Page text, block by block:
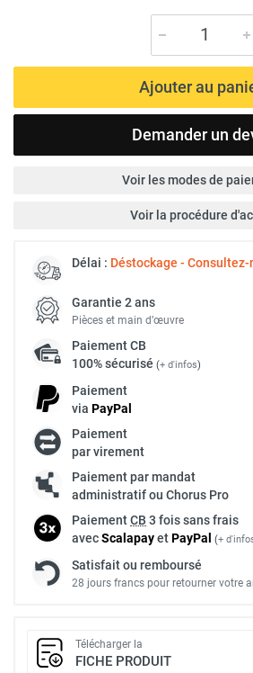
Ajouter au
Demander un
Voir les modes de
Voir la procédure
Délai : Déstockage - Consultez-
Garantie 2 ans
Pièces et main d’œuvre
PaiementCB
100% sécurisé (+ d'infos)
Paiement
via PayPal
Paiement
par virement
Paiement par mandat
administratif ou Chorus Pro
PaiementCB 3 fois sans frais
avecScalapayetPayPal (+
Satisfait ou remboursé
28 jours francs pour retourner votre
Télécharger la
FICHE PRODUIT